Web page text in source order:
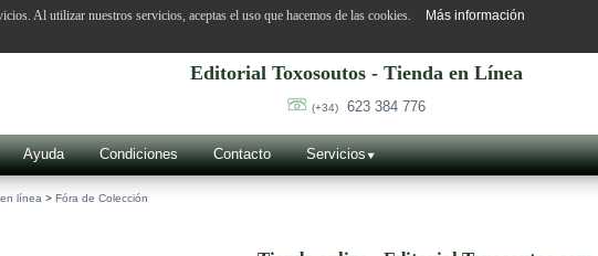
Editorial Toxosoutos - Tienda en Línea
(+34) 623 384 776
Ayuda Condiciones Contacto Servicios
línea > Fóra de Colección
Al utilizar nuestros servicios, aceptas el uso que hacemos de las cookies. Más información